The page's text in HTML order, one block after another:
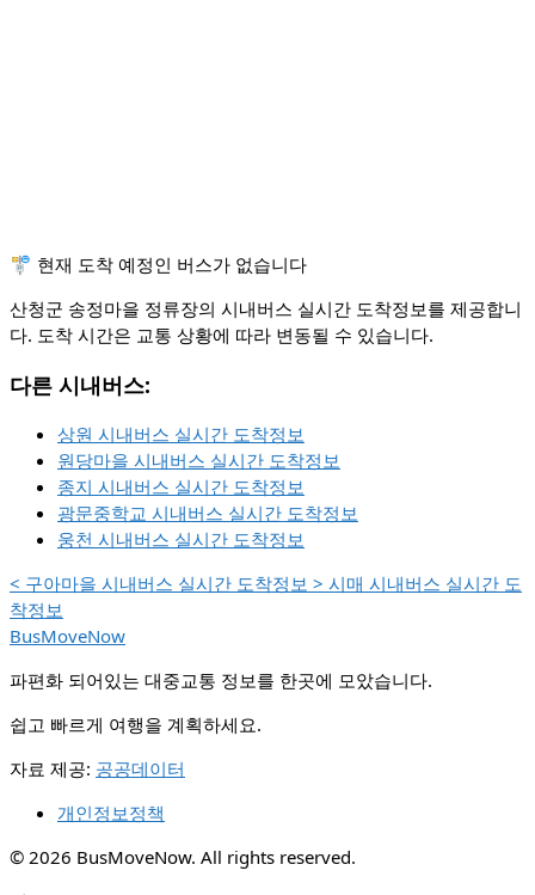
🚏 현재 도착 예정인 버스가 없습니다
산청군 송정마을 정류장의 시내버스 실시간 도착정보를 제공합니
다. 도착 시간은 교통 상황에 따라 변동될 수 있습니다.
다른 시내버스:
상원 시내버스 실시간 도착정보
원당마을 시내버스 실시간 도착정보
종지 시내버스 실시간 도착정보
광문중학교 시내버스 실시간 도착정보
웅천 시내버스 실시간 도착정보
< 구아마을 시내버스 실시간 도착정보 > 시매 시내버스 실시간 도
착정보
BusMoveNow
파편화 되어있는 대중교통 정보를 한곳에 모았습니다.
쉽고 빠르게 여행을 계획하세요.
자료 제공: 공공데이터
개인정보정책
© 2026 BusMoveNow. All rights reserved.